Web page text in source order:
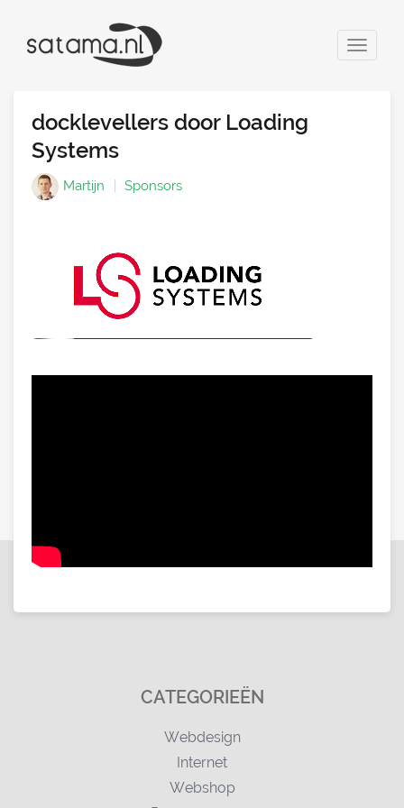
Toggle
docklevellers door Loading
Systems
Martijn Sponsors
CATEGORIEËN
Webdesign
Internet
Webshop